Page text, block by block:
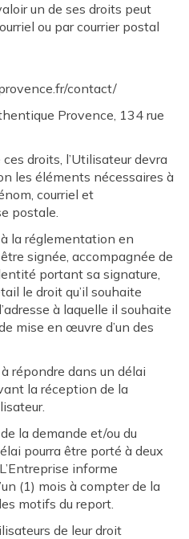
un de ses droits peut
ou par courrier postal
contact/
Provence, 134 rue
ces droits, l’Utilisateur devra
les éléments nécessaires à
courriel et
postale.
la réglementation en
signée, accompagnée de
portant sa signature,
le droit qu’il souhaite
à laquelle il souhaite
mise en œuvre d’un des
à répondre dans un délai
la réception de la
la demande et/ou du
pourra être porté à deux
informe
(1) mois à compter de la
motifs du report.
de leur droit